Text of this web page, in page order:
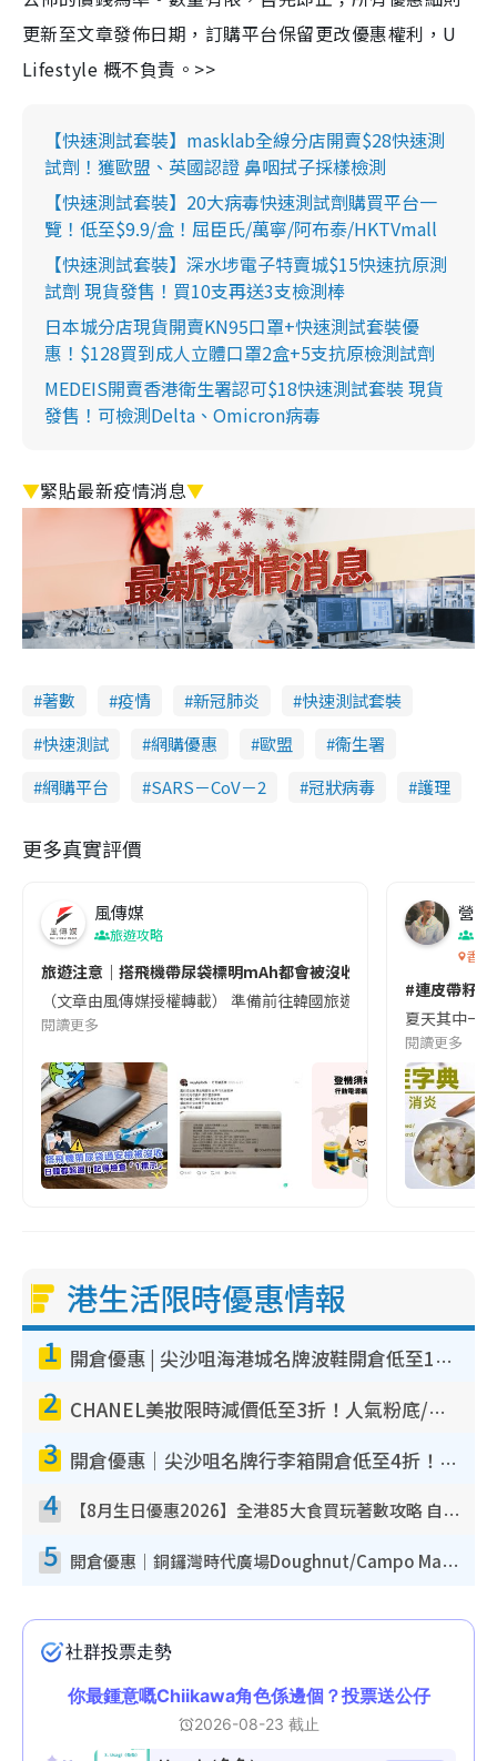
更新至文章發佈日期，訂購平台保留更改優惠權利，U
Lifestyle 概不負責。>>
【快速測試套裝】masklab全線分店開賣$28快速測
試劑！獲歐盟、英國認證 鼻咽拭子採樣檢測
【快速測試套裝】20大病毒快速測試劑購買平台一
覽！低至$9.9/盒！屈臣氏/萬寧/阿布泰/HKTVmall
【快速測試套裝】深水埗電子特賣城$15快速抗原測
試劑 現貨發售！買10支再送3支檢測棒
日本城分店現貨開賣KN95口罩+快速測試套裝優
惠！$128買到成人立體口罩2盒+5支抗原檢測試劑
MEDEIS開賣香港衛生署認可$18快速測試套裝 現貨
發售！可檢測Delta、Omicron病毒
▼緊貼最新疫情消息▼
著數 疫情 新冠肺炎
快速測試套裝
快速測試
網購優惠 歐盟
衞生署
網購平台
SARS－CoV－2 冠狀病毒 護理
更多真實評價
風傳媒
旅遊攻略
旅遊注意｜搭飛機帶尿袋標明mAh都會被沒收😱出發前切記檢查
（文章由風傳媒授權轉載） 準備前往韓國旅遊的民眾，近期要
閱讀更多
營養
香港
#連皮帶籽
夏天其中一
閱讀更多
港生活限時優惠情報
1 開倉優惠 | 尖沙咀海港城名牌波鞋開倉低至1折！On鞋$899起／Joy&Peace鞋履$98起
2 CHANEL美妝限時減價低至3折！人氣粉底/唇膏/精華液低至$275！COCO香水都有平
3 開倉優惠｜尖沙咀名牌行李箱開倉低至4折！一連5日 American Tourister/ace./Hallmark $200起！
4 【8月生日優惠2026】全港85大食買玩著數攻略 自助餐/火鍋放題同行免費＋誠品/DONKI送現金券
5 開倉優惠｜銅鑼灣時代廣場Doughnut/Campo Marzio開倉低至1折！背囊、書包、手袋劈價$200起